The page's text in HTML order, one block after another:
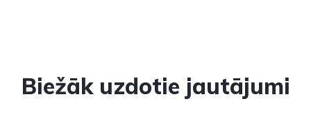
Biežāk uzdotie jautājumi